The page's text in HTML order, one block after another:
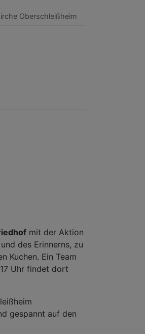
Oberschleißheim
mit der Aktion
des Erinnerns, zu
Kuchen. Ein Team
Uhr findet dort
gespannt auf den